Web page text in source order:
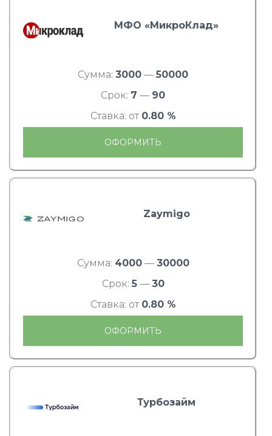
МФО «МикроКлад»
Сумма: 3000 — 50000
Срок: 7 — 90
Ставка: от 0.80 %
ОФОРМИТЬ
Zaymigo
Сумма: 4000— 30000
Срок: 5— 30
Ставка: от 0.80 %
ОФОРМИТЬ
Турбозайм